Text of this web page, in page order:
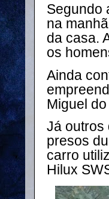
Segundo
na
da casa.
os
Ainda
Miguel
Já outros
presos
carro
Hilux